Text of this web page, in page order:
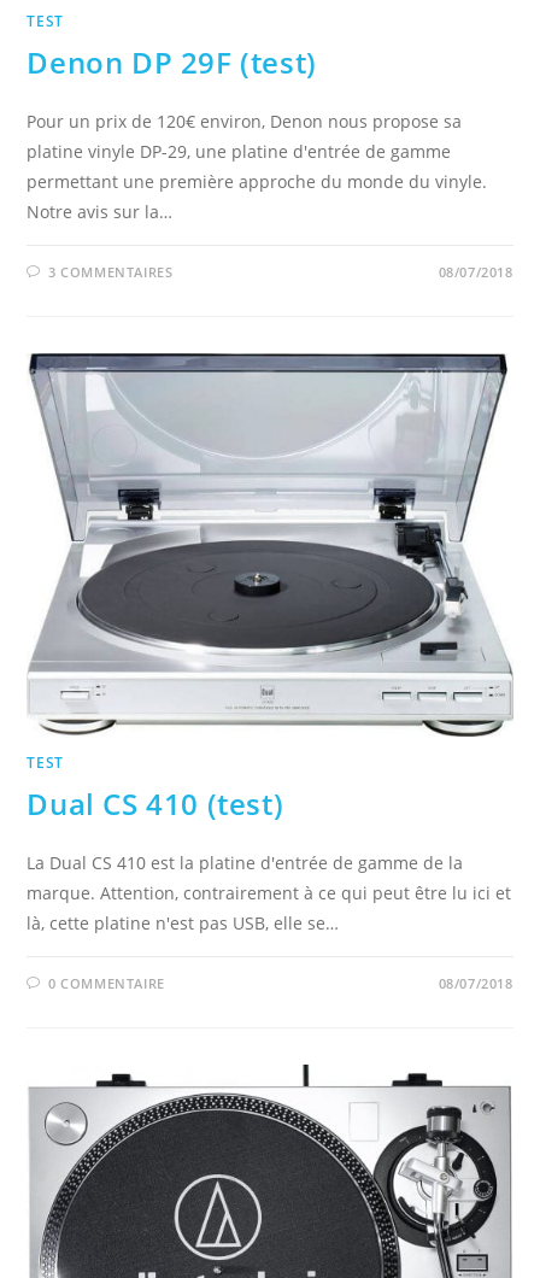
TEST
Denon DP 29F (test)
Pour un prix de 120€ environ, Denon nous propose sa
platine vinyle DP-29, une platine d'entrée de gamme
permettant une première approche du monde du vinyle.
Notre avis sur la…
3 COMMENTAIRES 08/07/2018
TEST
Dual CS 410 (test)
La Dual CS 410 est la platine d'entrée de gamme de la
marque. Attention, contrairement à ce qui peut être lu ici et
là, cette platine n'est pas USB, elle se…
0 COMMENTAIRE 08/07/2018